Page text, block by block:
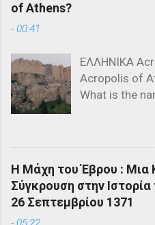
of Athens?
- 00:41
ΕΛΛΗΝΙΚΑ
Acropolis of
What is the
Propylaea c)
2: Which of
structure on
Parthenon b)
Colosseum
the
Η Μάχη του Έβρου : Μια
Σύγκρουση στην
26 Σεπτεμβρίου 1371